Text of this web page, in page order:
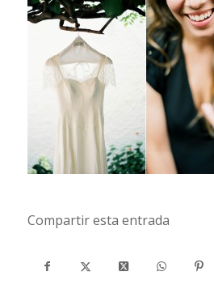
Compartir esta entrada